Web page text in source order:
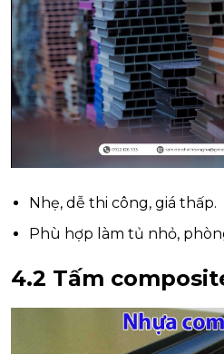
Nhẹ, dễ thi công, giá thấp.
Phù hợp làm tủ nhỏ,
4.2 Tấm